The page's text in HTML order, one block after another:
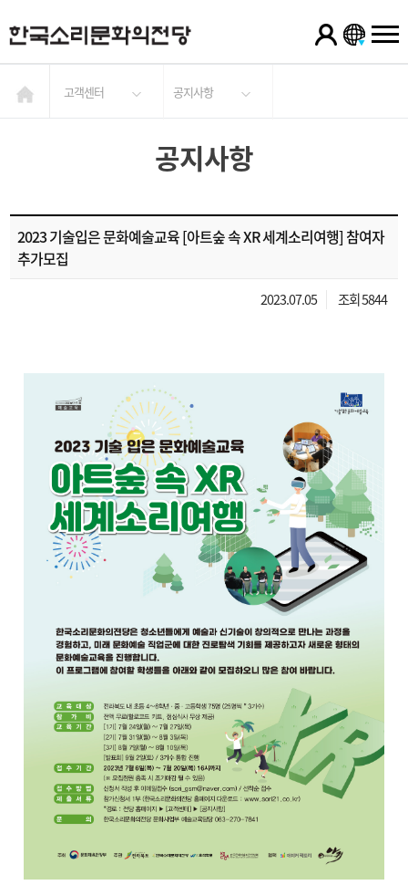
고객센터 공지사항
공지사항
2023 기술입은 문화예술교육 [아트숲 속 XR 세계소리여행] 참여자
추가모집
2023.07.05 조회 5844